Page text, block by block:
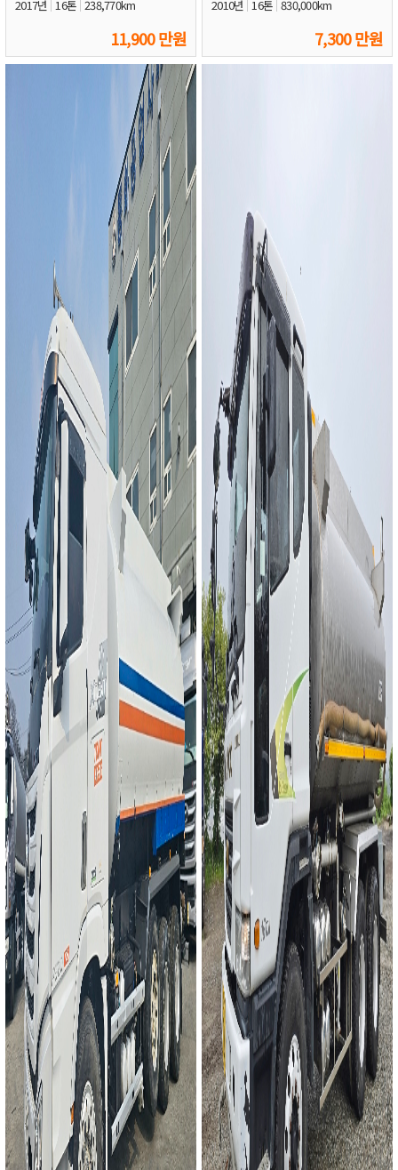
2017년 16톤 238,770km
11,900 만원
2010년 16톤 830,000km
7,300 만원